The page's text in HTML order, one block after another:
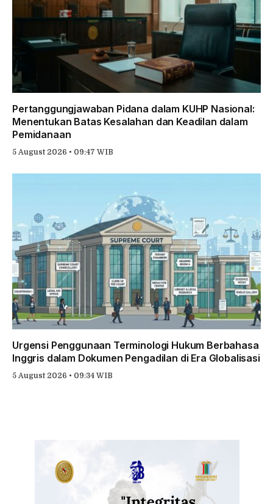
Pertanggungjawaban Pidana dalam KUHP Nasional:
Menentukan Batas Kesalahan dan Keadilan dalam
Pemidanaan
5 August 2026 • 09:47 WIB
Urgensi Penggunaan Terminologi Hukum Berbahasa
Inggris dalam Dokumen Pengadilan di Era Globalisasi
5 August 2026 • 09:34 WIB